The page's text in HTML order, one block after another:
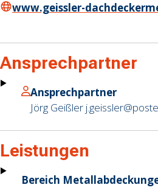
www.geissler-
Ansprechpartner
Ansprechpartner
Jörg Geißler
Leistungen
Bereich